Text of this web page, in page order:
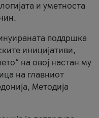
и уметноста
поддршка
иницијативи,
на овој настан му
на главниот
Методија